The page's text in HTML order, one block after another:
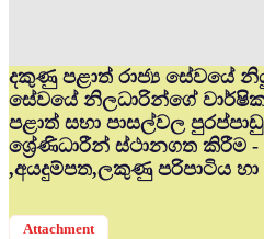
දකුණු පළාත් රාජ්‍ය සේවයේ
සේවයේ නිලධාරින්ගේ
පළාත් සභා පාසල්වල
ශ්‍රේණිධාරීන් ස්ථානගත කිරීම -
,අයදුම්පත,ලකුණු පරිපාටිය
Attachment